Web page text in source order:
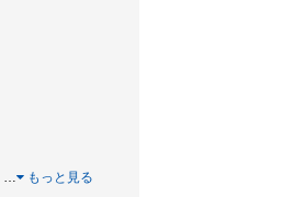
… もっと見る